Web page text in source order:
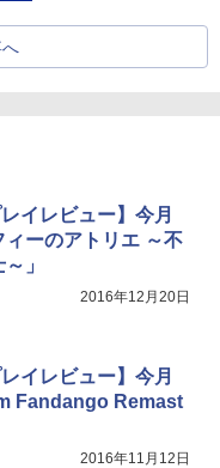
イレビュー】今月
ーのアトリエ ～不
」
2016年12月20日
イレビュー】今月
Fandango Remast
2016年11月12日